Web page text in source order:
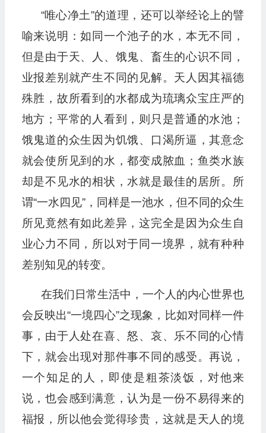
“唯心净土”的道理，还可以举经论上的譬
喻来说明：如同一个池子的水，本无不同，
但是由于天、人、饿鬼、畜生的心识不同，
业报差别就产生不同的见解。天人因其福德
殊胜，故所看到的水都成为琉璃众宝庄严的
地方；平常的人看到，则只是普通的水池；
饿鬼道的众生因为饥饿、口渴所逼，其意念
就会使所见到的水，都变成脓血；鱼类水族
却是不见水的相状，水就是最佳的居所。所
谓“一水四见”，同样是一池水，但不同的众生
所见竟然有如此差异，这完全是因为众生自
业心力不同，所以对于同一境界，就有种种
差别知见的转变。
在我们日常生活中，一个人的内心世界也
会反映出“一境四心”之现象，比如对同样一件
事，由于人处在喜、怒、哀、乐不同的心情
下，就会出现对那件事不同的感受。再说，
一个知足的人，即使是粗茶淡饭，对他来
说，也会感到满意，认为是一份不易得来的
福报，所以他会觉得珍贵，这就是天人的境